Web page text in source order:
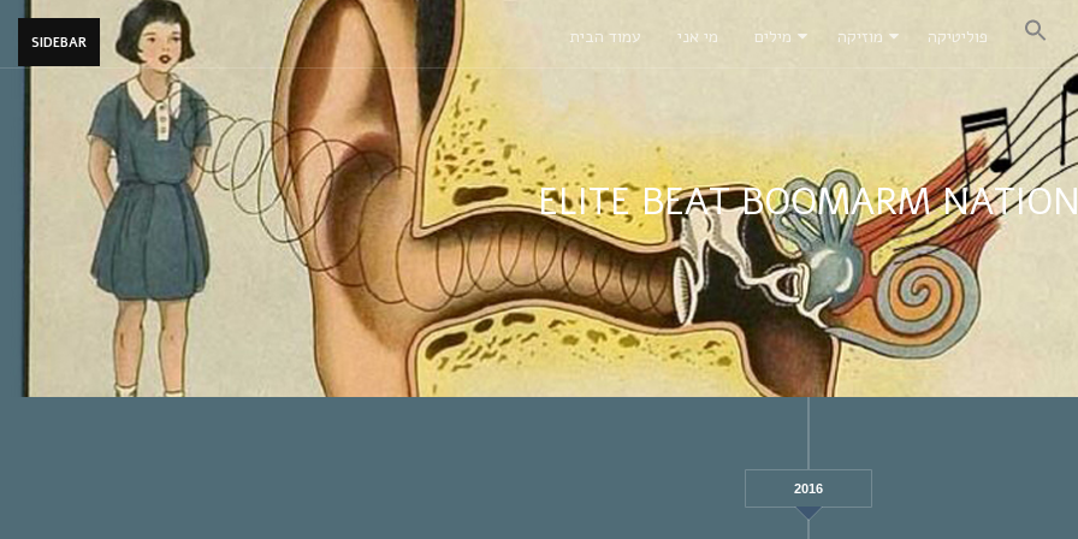
SIDEBAR עמוד הבית מי אני מילים מוזיקה פוליטיקה
ELITE BEAT BOOMARM
2016